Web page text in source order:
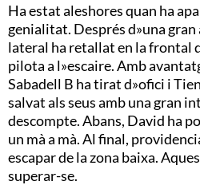
Ha estat aleshores quan ha
genialitat. Després d»una gran
lateral ha retallat en la frontal
pilota a l»escaire. Amb
Sabadell B ha tirat d»ofici i
salvat als seus amb una gran
descompte. Abans, David ha
un mà a mà. Al final,
escapar de la zona baixa.
superar-se.